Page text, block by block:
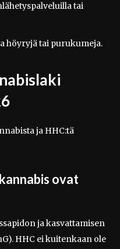
tai
höyryjä tai purukumeja.
ja HHC:tä
ovat
ja kasvattamisen
HHC ei kuitenkaan ole